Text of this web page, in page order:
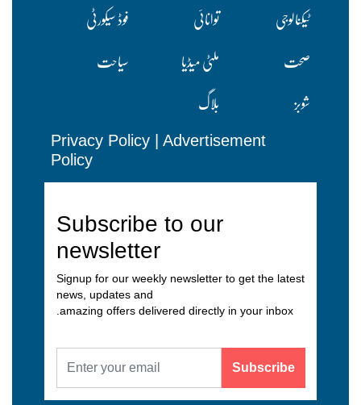
ٹیکنالوجی
توانائی
فوڈ سیکورٹی
صحت
ملٹی میڈیا
سیاحت
شوبز
بلاگ
Privacy Policy
Advertisement
Policy
Subscribe to our
newsletter
Signup for our weekly newsletter to get the latest
news, updates and
amazing offers delivered directly in your inbox.
Subscribe